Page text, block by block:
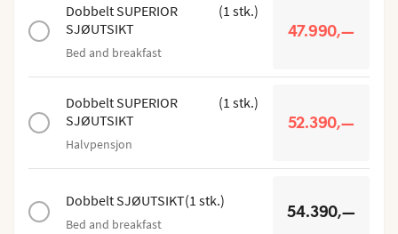
Dobbelt SUPERIOR
SJØUTSIKT
(1 stk.)
Bed and breakfast
47.990,—
Dobbelt SUPERIOR
SJØUTSIKT
(1 stk.)
Halvpensjon
52.390,—
Dobbelt SJØUTSIKT(1 stk.)
Bed and breakfast
54.390,—